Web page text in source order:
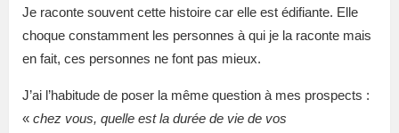
Je raconte souvent cette histoire car elle est édifiante. Elle
choque constamment les personnes à qui je la raconte mais
en fait, ces personnes ne font pas mieux.
J’ai l’habitude de poser la même question à mes prospects :
« chez vous, quelle est la durée de vie de vos